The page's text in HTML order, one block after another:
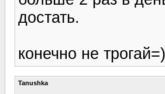
достать.
конечно не трогай=)
Tanushka